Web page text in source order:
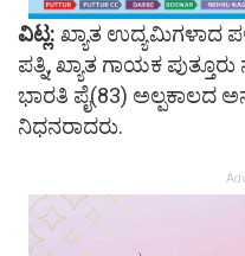
ವಿಟ್ಲ: ಖ್ಯಾತ ಉದ್ಯಮಿಗಳಾದ
ಪತ್ನಿ, ಖ್ಯಾತ ಗಾಯಕ
ಭಾರತಿ ಪೈ(83) ಅಲ್ಪಕಾಲದ
ನಿಧನರಾದರು.